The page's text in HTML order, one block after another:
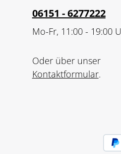
06151 - 6277222
Mo-Fr, 11:00 - 19:00
Oder über unser
Kontaktformular.